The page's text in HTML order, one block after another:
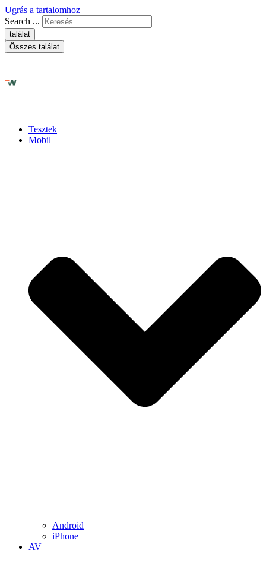
Ugrás a tartalomhoz
Search ...
találat
Összes találat
Tesztek
Mobil
Android
iPhone
AV